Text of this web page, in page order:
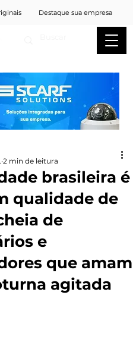
Destaque sua empresa
brasileira é
qualidade de
de
e
que amam
agitada
2 min de leitura